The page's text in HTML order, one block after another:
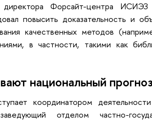
директора Форсайт-центра
повысить доказательность и
качественных методов
в частности, такими как
национальный прогноз
координатором
отделом частно-